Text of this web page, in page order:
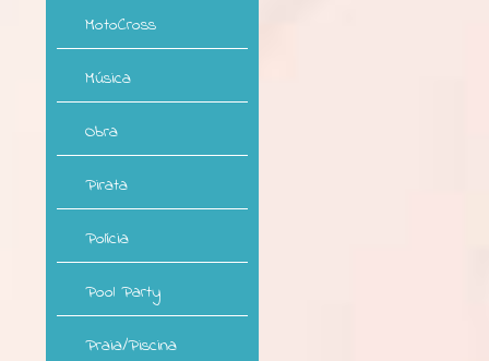
MotoCross
Música
Obra
Pirata
Polícia
Pool Party
Praia/Piscina